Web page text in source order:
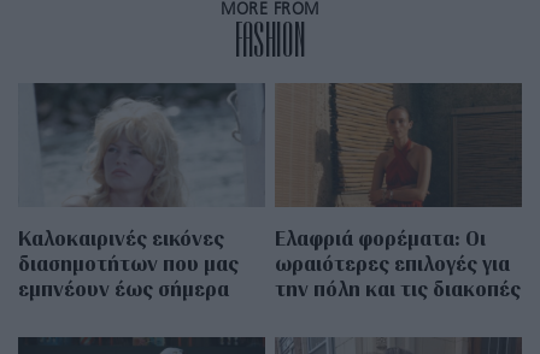
MORE FROM
FASHION
Καλοκαιρινές εικόνες
διασημοτήτων που μας
εμπνέουν έως σήμερα
Eλαφριά φορέματα: Οι
ωραιότερες επιλογές για
την πόλη και τις διακοπές